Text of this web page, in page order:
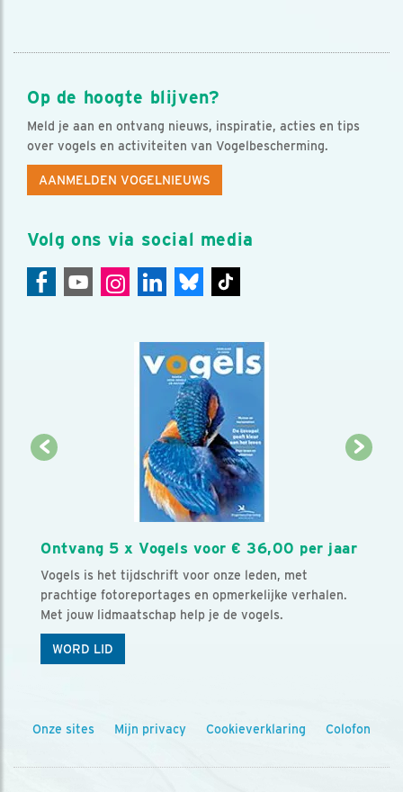
Op de hoogte blijven?
Meld je aan en ontvang nieuws, inspiratie, acties en tips
over vogels en activiteiten van Vogelbescherming.
AANMELDEN VOGELNIEUWS
Volg ons via social media
Ontvang 5 x Vogels voor € 36,00 per jaar
Vogels is het tijdschrift voor onze leden, met
prachtige fotoreportages en opmerkelijke verhalen.
Met jouw lidmaatschap help je de vogels.
WORD LID
Onze sites Mijn privacy Cookieverklaring Colofon